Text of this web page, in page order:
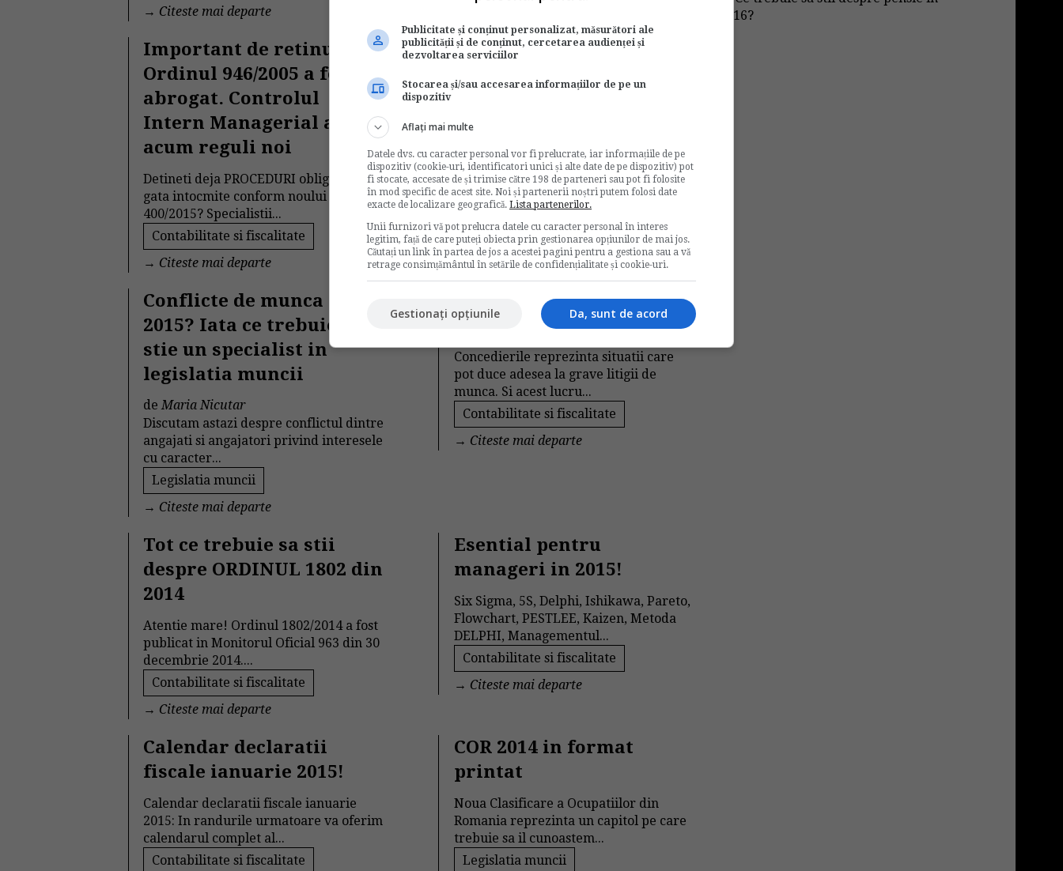
→ Citeste mai departe
Important de retinut.
Ordinul 946/2005 a fost
abrogat. Controlul
Intern Managerial are
acum reguli noi
Detineti deja PROCEDURI obligatorii,
gata intocmite conform noului Ordin
400/2015? Specialistii...
Contabilitate si fiscalitate
→ Citeste mai departe
Dreptul muncii: Ce
deMaria Nicutar
Clauza de neconcurenta reprezinta
unul dintre subiectele pe care le tratam
cu maxima atentie la...
Legislatia muncii
→Citeste mai departe
Conflicte de munca in
2015? Iata ce trebuie sa
stie un specialist in
legislatia muncii
deMaria Nicutar
Discutam astazi despre conflictul dintre
angajati si angajatori privind interesele
cu caracter...
Legislatia muncii
→ Citeste mai departe
Tot ce trebuie sa stii
despre concedieri in 2015
Concedierile reprezinta situatii care
pot duce adesea la grave litigii de
munca. Si acest lucru...
Contabilitate si fiscalitate
→ Citeste mai departe
Tot ce trebuie sa stii
despre ORDINUL 1802 din
2014
Atentie mare! Ordinul 1802/2014 a fost
publicat in Monitorul Oficial 963 din 30
decembrie 2014....
Contabilitate si fiscalitate
→ Citeste mai departe
Esential pentru
manageri in 2015!
Six Sigma, 5S, Delphi, Ishikawa, Pareto,
Flowchart, PESTLEE, Kaizen, Metoda
DELPHI, Managementul...
Contabilitate si fiscalitate
→ Citeste mai departe
Calendar declaratii
fiscale ianuarie 2015!
Calendar declaratii fiscale ianuarie
2015: In randurile urmatoare va oferim
calendarul complet al...
Contabilitate si fiscalitate
COR 2014 in format
printat
Noua Clasificare a Ocupatiilor din
Romania reprezinta un capitol pe care
trebuie sa il cunoastem...
Legislatia muncii
2016?
Publicitate și conținut personalizat, măsurători ale
publicității și de conținut, cercetarea audienței și
dezvoltarea serviciilor
Stocarea și/sau accesarea informațiilor de pe un
dispozitiv
Aflați mai multe
Datele dvs. cu caracter personal vor fi prelucrate, iar informațiile de pe
dispozitiv (cookie-uri, identificatori unici și alte date de pe dispozitiv) pot
fi stocate, accesate de și trimise către 198 de parteneri sau pot fi folosite
în mod specific de acest site. Noi și partenerii noștri putem folosi date
exacte de localizare geografică. Lista partenerilor.
Unii furnizori vă pot prelucra datele cu caracter personal în interes
legitim, față de care puteți obiecta prin gestionarea opțiunilor de mai jos.
Căutați un link în partea de jos a acestei pagini pentru a gestiona sau a vă
retrage consimțământul în setările de confidențialitate și cookie-uri.
Da, sunt de acord
Gestionați opțiunile